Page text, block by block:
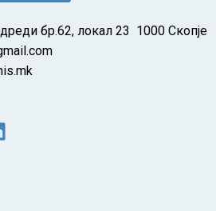
бр.62, локал 23 1000 Скопје